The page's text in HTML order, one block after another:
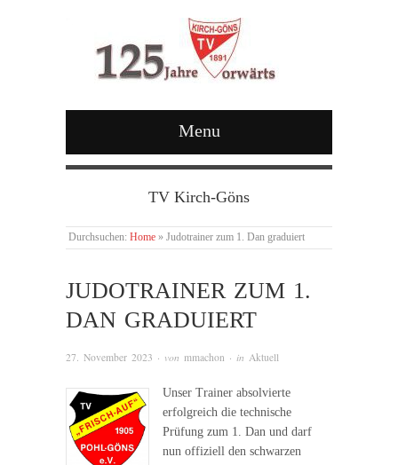
Menu
TV Kirch-Göns
Durchsuchen: Home » Judotrainer zum 1. Dan graduiert
JUDOTRAINER ZUM 1.
DAN GRADUIERT
27. November 2023 · von mmachon · in Aktuell
Unser Trainer absolvierte
erfolgreich die technische
Prüfung zum 1. Dan und darf
nun offiziell den schwarzen